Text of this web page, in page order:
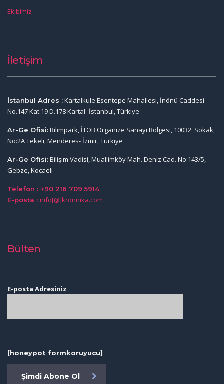
Ekibimiz
İletişim
İstanbul Adres :Kartalkule Esentepe Mahallesi, İnönü Caddesi
No.147 Kat.19 D.178 Kartal- İstanbul, Türkiye
Ar-Ge Ofisi:Bilimpark, İTOB Organize Sanayi Bölgesi, 10032. Sokak,
No:2A Tekeli, Menderes- İzmir, Türkiye
Ar-Ge Ofisi:Bilişim Vadisi, Muallimköy Mah. Deniz Cad. No:143/5,
Gebze, Kocaeli
Telefon : +90 216 709 5914
E-posta : info[@]kronnika.com
Bülten
E-posta Adresiniz
[honeypot formkoruyucu]
Şimdi Abone Ol